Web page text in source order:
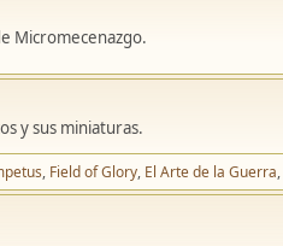
Micromecenazgo.
y sus miniaturas.
Field of Glory El Arte de la Guerra